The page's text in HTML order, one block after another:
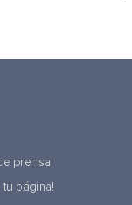
prensa
tu página!